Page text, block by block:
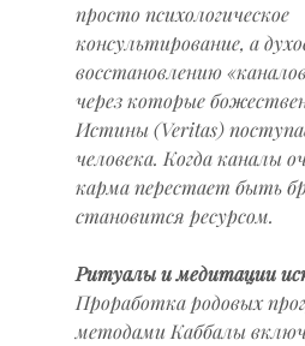
просто психологическое
консультирование, а
восстановлению
через которые
Истины (Veritas)
человека. Когда каналы
карма перестает быть
становится ресурсом.
Ритуалы и медитации
Проработка родовых
методами Каббалы